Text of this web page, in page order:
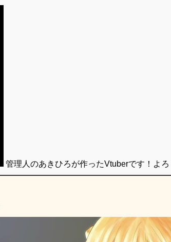
管理人のあきひろが作ったVtuberです！よ